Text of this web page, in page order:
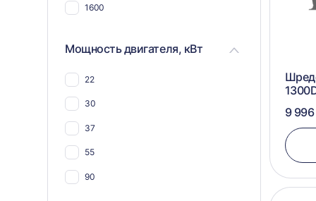
компоста
Для овощей и фруктов
Для труб
Для стеклоарматуры
Для реагентов
1600
Мощность двигателя, кВт
22
30
37
55
90
9